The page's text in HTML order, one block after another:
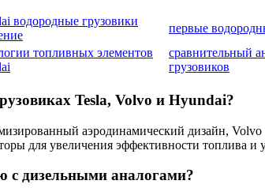
водородные грузовики
первые
топливных элементов
сравнительный
грузовиков
Tesla, Volvo и Hyundai?
аэродинамический дизайн,
для увеличения эффективности топлива и
с дизельными аналогами?